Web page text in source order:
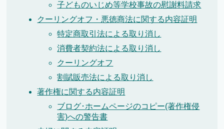
子どものいじめ等学校事故の慰謝料請求
クーリングオフ・悪徳商法に関する内容証明
特定商取引法による取り消し
消費者契約法による取り消し
クーリングオフ
割賦販売法による取り消し
著作権に関する内容証明
ブログ･ホームページのコピー(著作権侵
害)への警告書